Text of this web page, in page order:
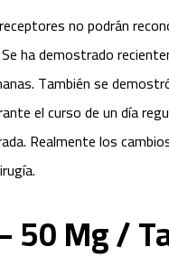
no podrán
ha demostrado
También se
el curso de un día
Realmente los
50 Mg /